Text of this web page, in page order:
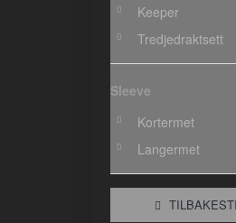
Keeper
Tredjedraktsett
Sleeve
Kortermet
Langermet